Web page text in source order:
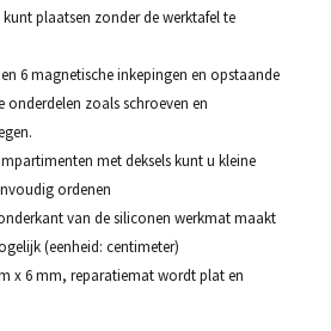
plaatsen zonder de werktafel te
6 magnetische inkepingen en opstaande
zoals schroeven en
met deksels kunt u kleine
ordenen
van de siliconen werkmat maakt
(eenheid: centimeter)
x 6 mm, reparatiemat wordt plat en